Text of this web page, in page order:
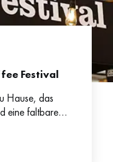
Festival
Hause, das
eine faltbare